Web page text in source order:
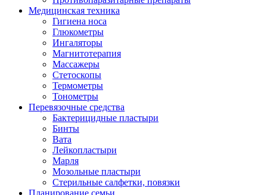
Медицинская техника
Гигиена носа
Глюкометры
Ингаляторы
Магнитотерапия
Массажеры
Стетоскопы
Термометры
Тонометры
Перевязочные средства
Бактерицидные пластыри
Бинты
Вата
Лейкопластыри
Марля
Мозольные пластыри
Стерильные салфетки, повязки
Планирование семьи